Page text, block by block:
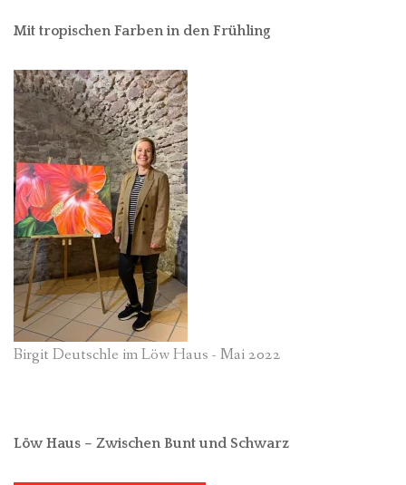
Mit tropischen Farben in den Frühling
Birgit Deutschle im Löw Haus - Mai 2022
Löw Haus – Zwischen Bunt und Schwarz